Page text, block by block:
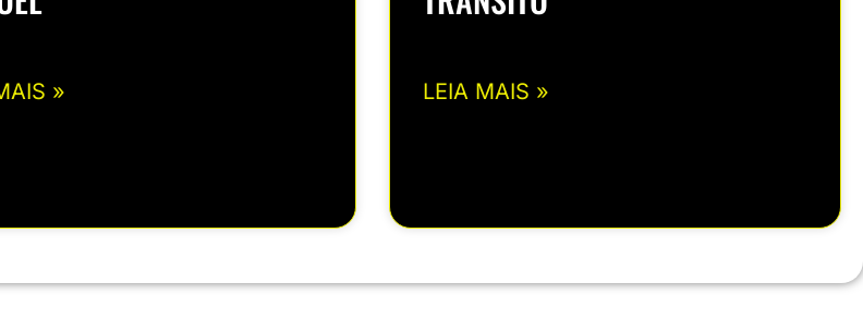
» LEIA MAIS »